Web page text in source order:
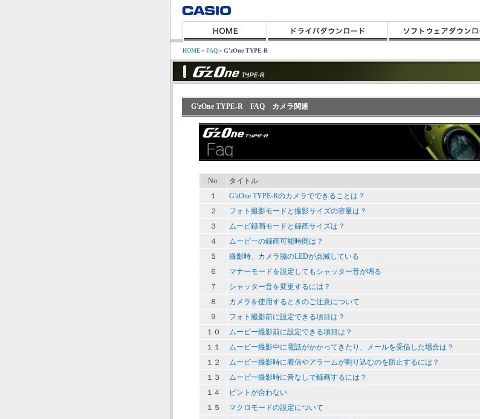
HOME＞FAQ＞G'zOne TYPE-R
G'zOne TYPE-R FAQ カメラ関連
No.
タイトル
１
G'zOne TYPE-Rのカメラでできることは？
２
フォト撮影モードと撮影サイズの容量は？
３
ムービ録画モードと録画サイズは？
４
ムービーの録画可能時間は？
５
撮影時、カメラ脇のLEDが点滅している
６
マナーモードを設定してもシャッター音が鳴る
７
シャッター音を変更するには？
８
カメラを使用するときのご注意について
９
フォト撮影前に設定できる項目は？
１０
ムービー撮影前に設定できる項目は？
１１
ムービー撮影中に電話がかかってきたり、メールを受信した場合は？
１２
ムービー撮影時に着信やアラームが割り込むのを防止するには？
１３
ムービー撮影時に音なしで録画するには？
１４
ピントが合わない
１５
マクロモードの設定について